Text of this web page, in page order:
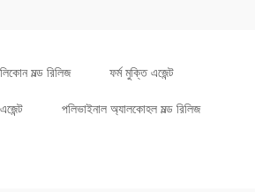
মল্ড রিলিজ ফর্ম মুক্তি এজেন্ট
পলিভাইনাল অ্যালকোহল মল্ড রিলিজ